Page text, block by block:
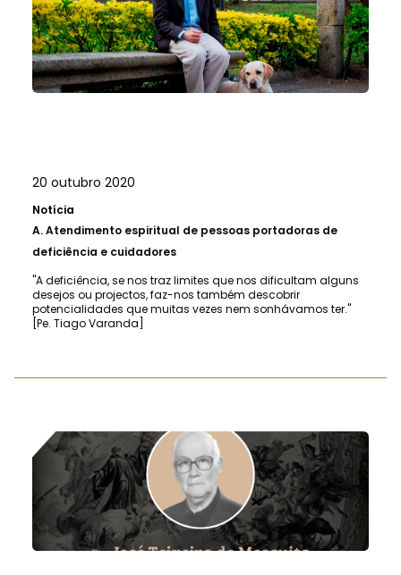
20 outubro 2020
Notícia
A.Atendimento espiritual de pessoas portadoras de
deficiência e cuidadores
"A deficiência, se nos traz limites que nos dificultam alguns
desejos ou projectos, faz-nos também descobrir
potencialidades que muitas vezes nem sonhávamos ter."
[Pe. Tiago Varanda]